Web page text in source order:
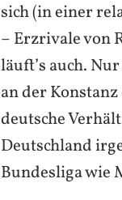
sich (in einer
– Erzrivale von
läuft’s auch.
an der
deutsche
Deutschland
Bundesliga wie